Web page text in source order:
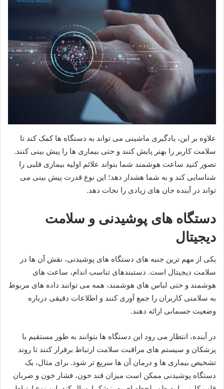
علاوه بر این، یادگیری ماشینی می تواند به دستگاه ها کمک کند تا
سلامت کاربر را بهتر پایش کنند و حتی بیماری ها را پیش بینی کنند.
تصور کنید ساعت هوشمند شما بتواند علائم اولیه بیماری قلبی را
شناسایی کند و به شما هشدار دهد؛ این نوع قدرت پیش بینی می
تواند در آینده جان های زیادی را نجات دهد.
دستگاه های پوشیدنی و سلامت
دیجیتال
یکی از مهم ترین جنبه های دستگاه های پوشیدنی، نقش آن ها در
سلامت دیجیتال است. دستبندهای تناسب اندام، ساعت های
هوشمند و حتی لباس های هوشمند، همه می توانند داده های مربوط
به سلامتی کاربران را جمع آوری کنند و اطلاعات دقیقی درباره
وضعیت جسمانی ارائه دهند.
در آینده، انتظار می رود این دستگاه ها بتوانند به طور مستقیم با
پزشکان و سیستم های مراقبت سلامت ارتباط برقرار کنند تا روند
تشخیص بیماری ها و درمان آن ها سریع تر شود. برای مثال، یک
دستگاه پوشیدنی ممکن است میزان قند خون، فشار خون و ضربان